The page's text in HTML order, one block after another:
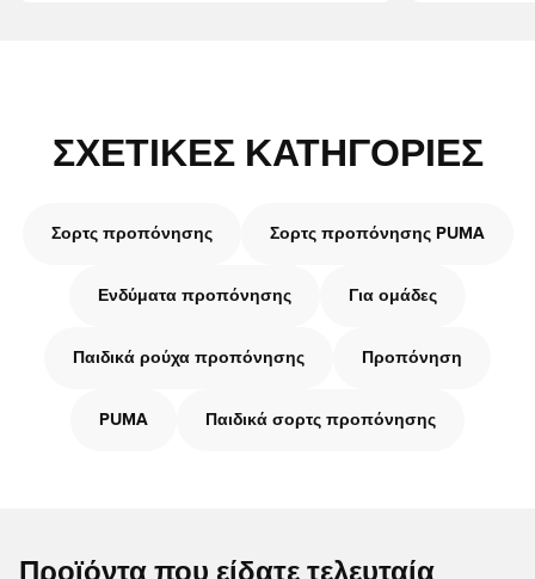
ΣΧΕΤΙΚΈΣ ΚΑΤΗΓΟΡΊΕΣ
Σορτς προπόνησης Σορτς προπόνησης PUMA
Ενδύματα προπόνησης Για ομάδες
Παιδικά ρούχα προπόνησης Προπόνηση
PUMA Παιδικά σορτς προπόνησης
Προϊόντα που είδατε τελευταία